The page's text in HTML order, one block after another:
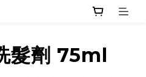
髮劑 75ml